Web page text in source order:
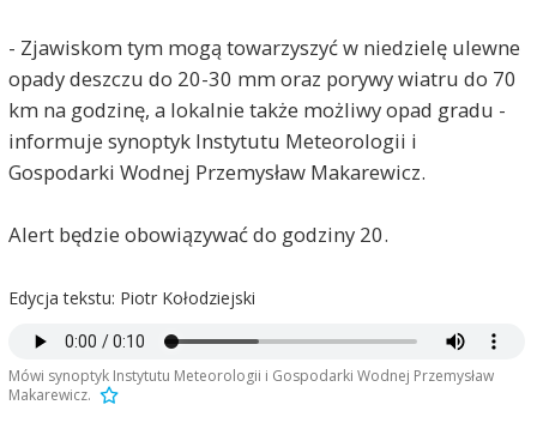
- Zjawiskom tym mogą towarzyszyć w niedzielę ulewne
opady deszczu do 20-30 mm oraz porywy wiatru do 70
km na godzinę, a lokalnie także możliwy opad gradu -
informuje synoptyk Instytutu Meteorologii i
Gospodarki Wodnej Przemysław Makarewicz.
Alert będzie obowiązywać do godziny 20.
Edycja tekstu: Piotr Kołodziejski
Mówi synoptyk Instytutu Meteorologii i Gospodarki Wodnej Przemysław
Makarewicz.